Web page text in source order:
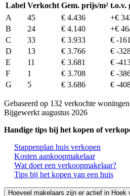
Label Verkocht Gem. prijs/m² t.o.v.
A
45 € 4.436 +€
B
24 € 4.140 +€
C
33 € 3.933 € -
D
13 € 3.766 € -
E
11 € 3.681 € -
F
1 € 3.708 € -
G
5 € 3.686 € -
Gebaseerd op 132 verkochte
Bijgewerkt augustus 2026
Handige tips bij het kopen of
Stappenplan huis verkopen
Kosten aankoopmakelaar
Wat doet een verkoopmakelaar?
Tips bij het kopen van een huis
Hoeveel makelaars zijn er actief in Hoek